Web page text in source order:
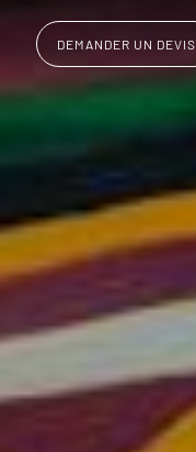
DEMANDER UN DEVIS